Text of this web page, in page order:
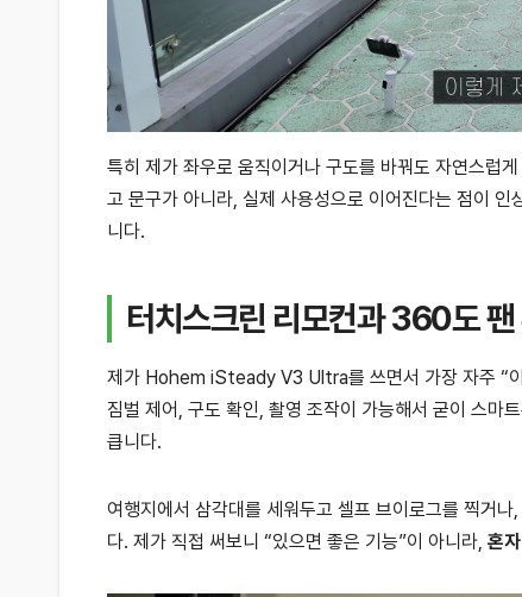
특히 제가 좌우로 움직이거나 구도를 바꿔도 자연스럽
고 문구가 아니라, 실제 사용성으로 이어진다는 점이 인
니다.
터치스크린 리모컨과 360도
제가 Hohem iSteady V3 Ultra를 쓰면서 가장 자주 “
짐벌 제어, 구도 확인, 촬영 조작이 가능해서 굳이 스마
큽니다.
여행지에서 삼각대를 세워두고 셀프 브이로그를 찍거
다. 제가 직접 써보니 “있으면 좋은 기능”이 아니라, 혼